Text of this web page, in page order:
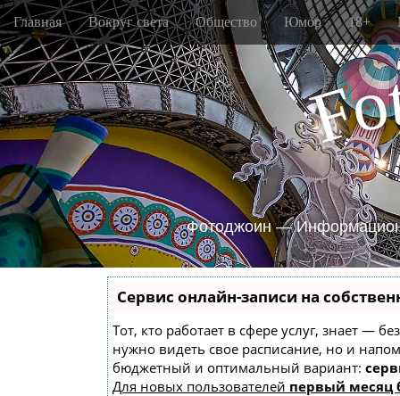
M
a
i
n
m
e
n
u
S
k
i
p
t
o
c
o
n
t
e
n
Главная Вокруг света Общество Юмор 18+
Fo
Фотоджоин —
Сервис онлайн-записи на
Тот, кто работает в сфере услуг, знает —
нужно видеть свое расписание, но и
бюджетный и оптимальный вариант:
Для новых пользователей первый месяц